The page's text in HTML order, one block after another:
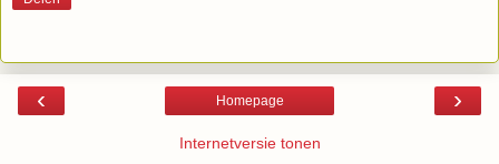
‹ ›
Homepage
Internetversie tonen